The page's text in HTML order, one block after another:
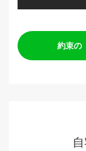
約束の